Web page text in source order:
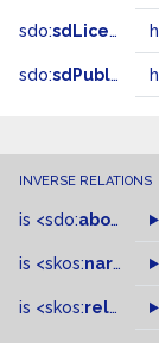
sdo:sdLicense
sdo:sdPublisher
INVERSE RELATIONS
is <sdo:about of
is <skos:narrower
is <skos:related >